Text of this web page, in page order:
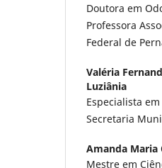
Doutora em
Professora
Federal de
Valéria
Luziânia
Especialista
Secretaria
Amanda Maria
Mestre em